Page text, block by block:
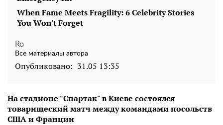
Ro
Все материалы автора
Опубликовано: 31.05 13:35
На стадионе "Спартак" в Киеве состоялся
товарищеский матч между командами посольств
США и Франции